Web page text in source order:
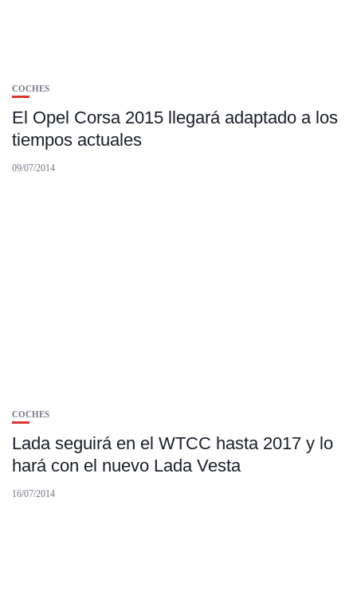
COCHES
El Opel Corsa 2015 llegará adaptado a los
tiempos actuales
09/07/2014
COCHES
Lada seguirá en el WTCC hasta 2017 y lo
hará con el nuevo Lada Vesta
16/07/2014